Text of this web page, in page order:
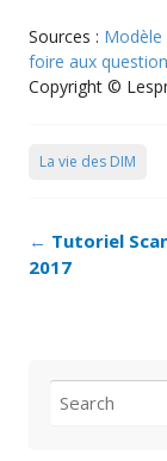
Sources :
foire aux
Copyright ©
La vie des DIM
Post
navigation
← Tutoriel
2017
for: